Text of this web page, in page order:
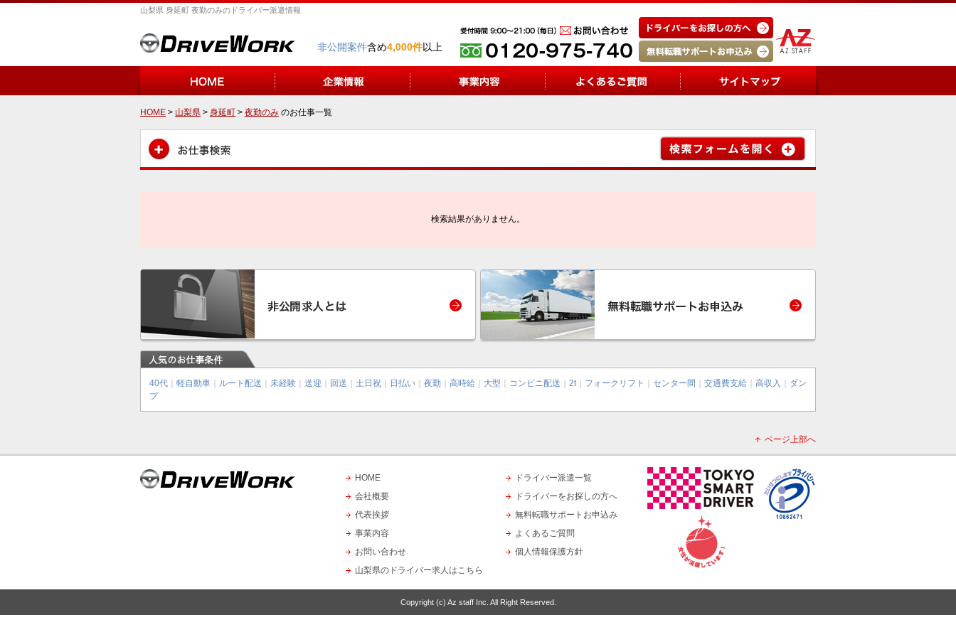
山梨県 身延町 夜勤のみのドライバー派遣情報
非公開案件含め4,000件以上
HOME > 山梨県 > 身延町 > 夜勤のみ のお仕事一覧
検索結果がありません。
40代 軽自動車 ルート配送 未経験 送迎 回送 土日祝 日払い 夜勤 高時給 大型 コンビニ配送 2t｜ フォークリフト センター間 交通費支給 高収入
ダン
プ
ページ上部へ
HOME
会社概要
代表挨拶
事業内容
お問い合わせ
山梨県のドライバー求人はこちら
ドライバー派遣一覧
ドライバーをお探しの方へ
無料転職サポートお申込み
よくあるご質問
個人情報保護方針
Copyright (c) Az staff Inc. All Right Reserved.